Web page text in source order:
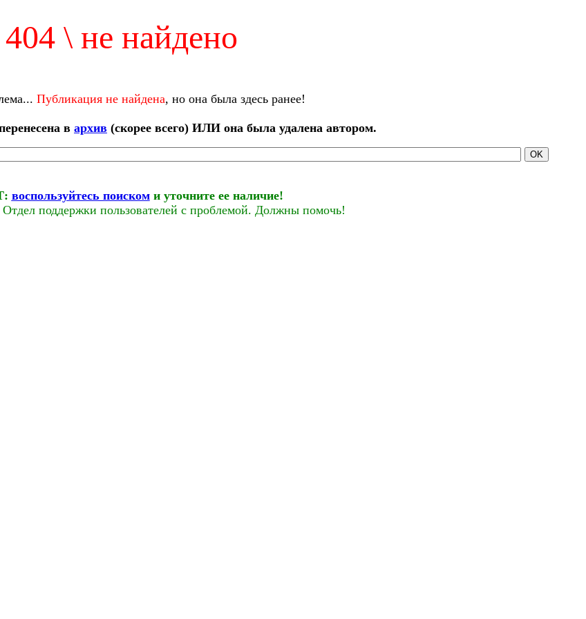
404 \ не найдено
Публикация не найдена, но она была здесь ранее!
в архив (скорее всего) ИЛИ она была удалена автором.
OK
воспользуйтесь поискоми уточните ее наличие!
поддержки пользователей с проблемой. Должны помочь!